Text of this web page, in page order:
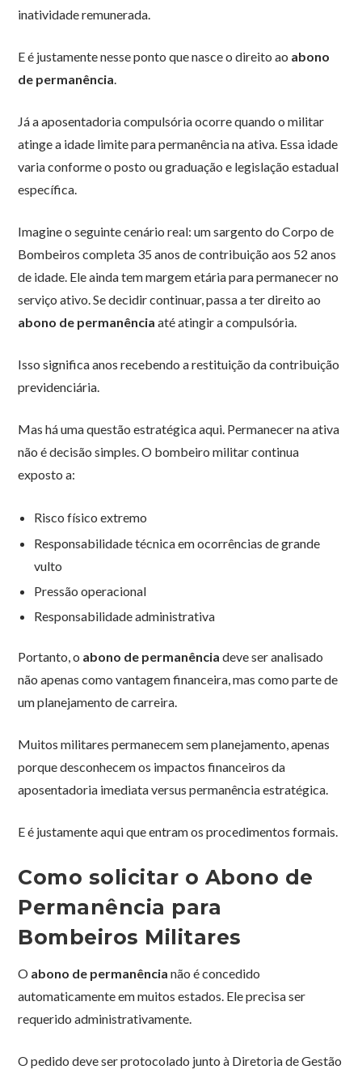
inatividade remunerada.
E é justamente nesse ponto que nasce o direito ao abono
de permanência.
Já a aposentadoria compulsória ocorre quando o militar
atinge a idade limite para permanência na ativa. Essa idade
varia conforme o posto ou graduação e legislação estadual
específica.
Imagine o seguinte cenário real: um sargento do Corpo de
Bombeiros completa 35 anos de contribuição aos 52 anos
de idade. Ele ainda tem margem etária para permanecer no
serviço ativo. Se decidir continuar, passa a ter direito ao
abono de permanência até atingir a compulsória.
Isso significa anos recebendo a restituição da contribuição
previdenciária.
Mas há uma questão estratégica aqui. Permanecer na ativa
não é decisão simples. O bombeiro militar continua
exposto a:
Risco físico extremo
Responsabilidade técnica em ocorrências de grande
vulto
Pressão operacional
Responsabilidade administrativa
Portanto, o abono de permanência deve ser analisado
não apenas como vantagem financeira, mas como parte de
um planejamento de carreira.
Muitos militares permanecem sem planejamento, apenas
porque desconhecem os impactos financeiros da
aposentadoria imediata versus permanência estratégica.
E é justamente aqui que entram os procedimentos formais.
Como solicitar o Abono de
Permanência para
Bombeiros Militares
O abono de permanência não é concedido
automaticamente em muitos estados. Ele precisa ser
requerido administrativamente.
O pedido deve ser protocolado junto à Diretoria de Gestão